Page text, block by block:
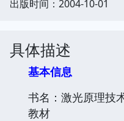
出版时间：2004-10-01
具体描述
基本信息
书名：激光原理技
教材